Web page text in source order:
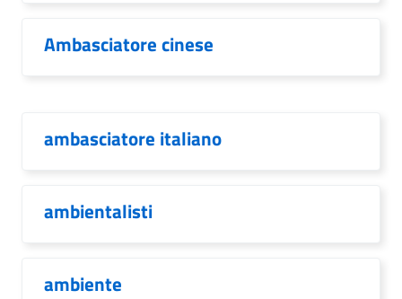
Ambasciatore cinese
ambasciatore italiano
ambientalisti
ambiente